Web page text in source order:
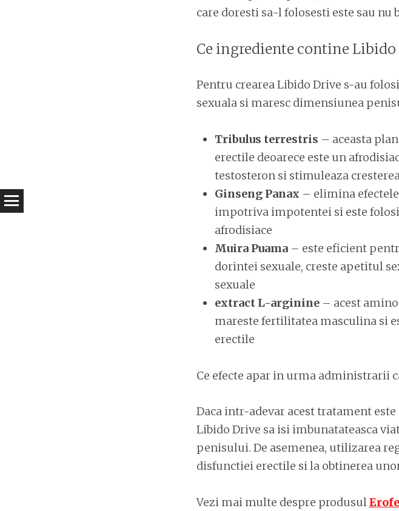
care doresti sa-l folosesti este sau nu
Ce ingrediente contine Libido
Pentru crearea Libido Drive s-au
sexuala si maresc dimensiunea
Tribulus terrestris – aceasta
erectile deoarece este un
testosteron si stimuleaza
Ginseng Panax – elimina
impotriva impotentei si este
afrodisiace
Muira Puama– este eficient
dorintei sexuale, creste apetitul
sexuale
extract L-arginine– acest
mareste fertilitatea masculina si
erectile
Ce efecte apar in urma administrarii
Daca intr-adevar acest tratament
Libido Drive sa isi imbunatateasca
penisului. De asemenea, utilizarea
disfunctiei erectile si la obtinerea
Vezi mai multe despre produsul